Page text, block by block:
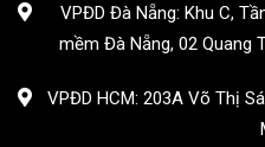
VPĐD Đà Nẵng: Khu C,
mềm Đà Nẵng, 02 Quang
VPĐD HCM: 203A Võ Thị